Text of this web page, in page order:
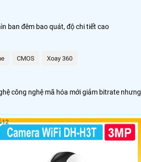
ban đêm bao quát, độ chi tiết cao
CMOS Xoay 360
công nghệ mã hóa mới giảm bitrate nhưng
12